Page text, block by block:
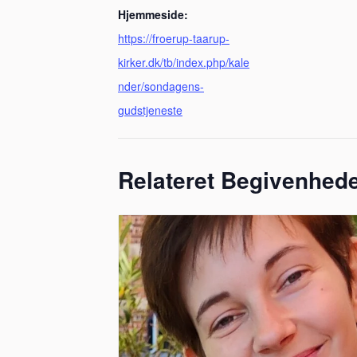
Hjemmeside:
https://froerup-taarup-
kirker.dk/tb/index.php/kale
nder/sondagens-
gudstjeneste
Relateret